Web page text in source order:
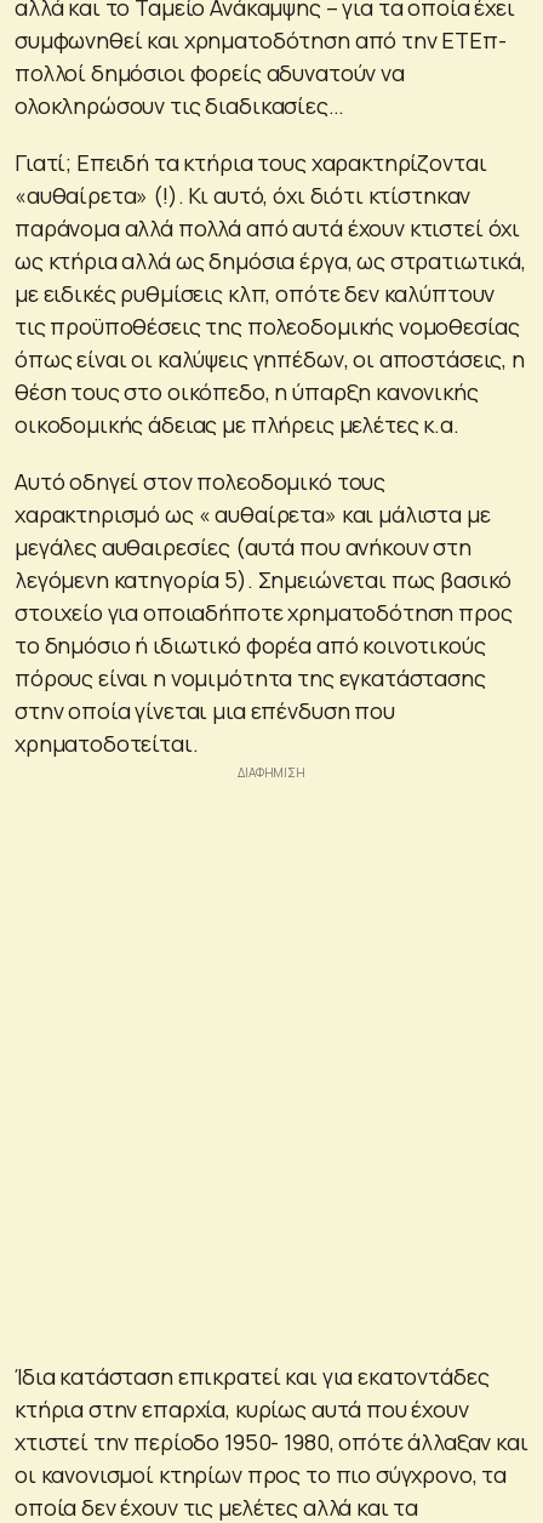
αλλά και το Ταμείο Ανάκαμψης – για τα οποία έχει
συμφωνηθεί και χρηματοδότηση από την ΕΤΕπ-
πολλοί δημόσιοι φορείς αδυνατούν να
ολοκληρώσουν τις διαδικασίες…
Γιατί; Επειδή τα κτήρια τους χαρακτηρίζονται
«αυθαίρετα» (!). Κι αυτό, όχι διότι κτίστηκαν
παράνομα αλλά πολλά από αυτά έχουν κτιστεί όχι
ως κτήρια αλλά ως δημόσια έργα, ως στρατιωτικά,
με ειδικές ρυθμίσεις κλπ, οπότε δεν καλύπτουν
τις προϋποθέσεις της πολεοδομικής νομοθεσίας
όπως είναι οι καλύψεις γηπέδων, οι αποστάσεις, η
θέση τους στο οικόπεδο, η ύπαρξη κανονικής
οικοδομικής άδειας με πλήρεις μελέτες κ.α.
Αυτό οδηγεί στον πολεοδομικό τους
χαρακτηρισμό ως « αυθαίρετα» και μάλιστα με
μεγάλες αυθαιρεσίες (αυτά που ανήκουν στη
λεγόμενη κατηγορία 5). Σημειώνεται πως βασικό
στοιχείο για οποιαδήποτε χρηματοδότηση προς
το δημόσιο ή ιδιωτικό φορέα από κοινοτικούς
πόρους είναι η νομιμότητα της εγκατάστασης
στην οποία γίνεται μια επένδυση που
χρηματοδοτείται.
Ίδια κατάσταση επικρατεί και για εκατοντάδες
κτήρια στην επαρχία, κυρίως αυτά που έχουν
χτιστεί την περίοδο 1950- 1980, οπότε άλλαξαν και
οι κανονισμοί κτηρίων προς το πιο σύγχρονο, τα
οποία δεν έχουν τις μελέτες αλλά και τα